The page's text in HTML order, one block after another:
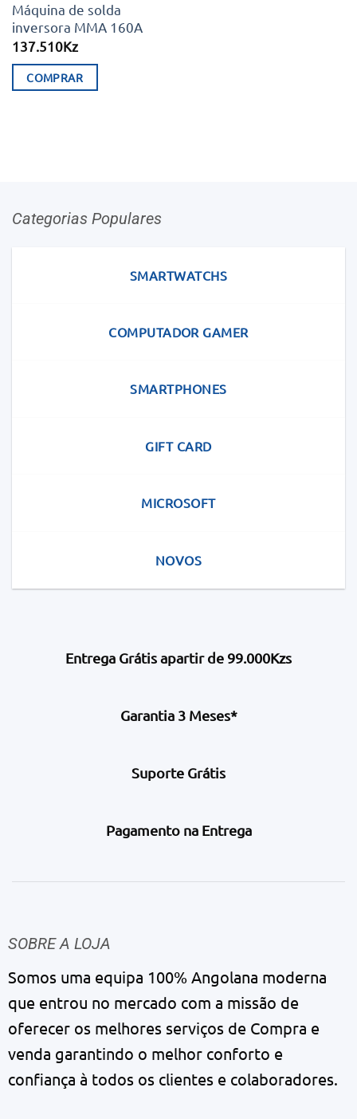
Máquina de solda
inversora MMA 160A
137.510Kz
COMPRAR
Categorias Populares
SMARTWATCHS
COMPUTADOR GAMER
SMARTPHONES
GIFT CARD
MICROSOFT
NOVOS
Entrega Grátis apartir de 99.000Kzs
Garantia 3 Meses*
Suporte Grátis
Pagamento na Entrega
SOBRE A LOJA
Somos uma equipa 100% Angolana moderna
que entrou no mercado com a missão de
oferecer os melhores serviços de Compra e
venda garantindo o melhor conforto e
confiança à todos os clientes e colaboradores.